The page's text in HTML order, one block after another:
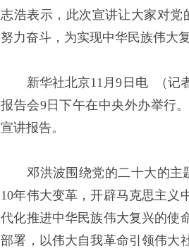
志浩表示，此次宣讲让大家对
努力奋斗，为实现中华民族伟大
新华社北京11月9日电 （记者
报告会9日下午在中央外办举行
宣讲报告。
邓洪波围绕党的二十大的主
10年伟大变革，开辟马克思主义
代化推进中华民族伟大复兴的使
部署，以伟大自我革命引领伟大